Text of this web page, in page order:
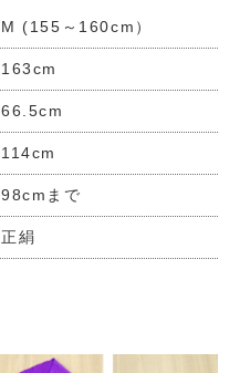
M (155～160cm）
163cm
66.5cm
114cm
98cmまで
正絹